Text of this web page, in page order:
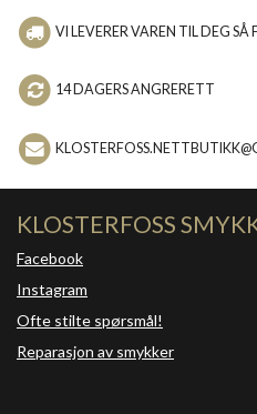
VI LEVERER VAREN TIL DEG
14 DAGERS ANGRERETT
KLOSTERFOSS
Facebook
Instagram
Ofte stilte spørsmål!
Reparasjon av smykker